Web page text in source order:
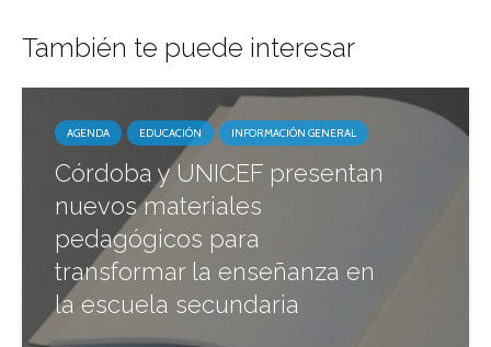
También te puede interesar
AGENDA EDUCACIÓN INFORMACIÓN GENERAL
Córdoba y UNICEF presentan
nuevos materiales
pedagógicos para
transformar la enseñanza en
la escuela secundaria